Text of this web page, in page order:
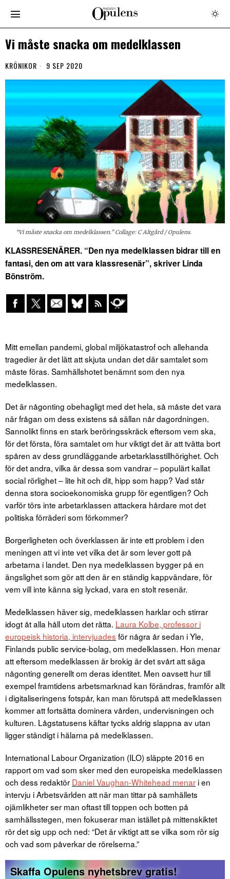
Vi måste snacka om medelklassen
KRÖNIKOR 9 SEP 2020
“Vi måste snacka om medelklassen.” Collage: C Altgård / Opulens.
KLASSRESENÄRER. “Den nya medelklassen bidrar till en
fantasi, den om att vara klassresenär”, skriver Linda
Bönström.
Mitt emellan pandemi, global miljökatastrof och allehanda
tragedier är det lätt att skjuta undan det där samtalet som
måste föras. Samhällshotet benämnt som den nya
medelklassen.
Det är någonting obehagligt med det hela, så måste det vara
när frågan om dess existens så sällan når dagordningen.
Sannolikt finns en stark beröringsskräck eftersom vem ska,
för det första, föra samtalet om hur viktigt det är att tvätta bort
spåren av dess grundläggande arbetarklasstillhörighet. Och
för det andra, vilka är dessa som vandrar – populärt kallat
social rörlighet – lite hit och dit, hipp som happ? Vad står
denna stora socioekonomiska grupp för egentligen? Och
varför törs inte arbetarklassen attackera hårdare mot det
politiska förräderi som förkommer?
Borgerligheten och överklassen är inte ett problem i den
meningen att vi inte vet vilka det är som lever gott på
arbetarna i landet. Den nya medelklassen bygger på en
ängslighet som gör att den är en ständig kappvändare, för
vem vill inte känna sig lyckad, vara en stolt resenär.
Medelklassen häver sig, medelklassen harklar och stirrar
idogt åt alla håll utom det rätta. Laura Kolbe, professor i
europeisk historia, intervjuades för några år sedan i Yle,
Finlands public service-bolag, om medelklassen. Hon menar
att eftersom medelklassen är brokig är det svårt att säga
någonting generellt om deras identitet. Men oavsett hur till
exempel framtidens arbetsmarknad kan förändras, framför allt
i digitaliseringens fotspår, kan man förutspå att medelklassen
kommer att fortsätta dominera vården, undervisningen och
kulturen. Lågstatusens käftar tycks aldrig slappna av utan
ligger ständigt i hälarna på medelklassen.
International Labour Organization (ILO) släppte 2016 en
rapport om vad som sker med den europeiska medelklassen
och dess redaktör Daniel Vaughan-Whitehead menar i en
intervju i Arbetsvärlden att när man tittar på samhällets
ojämlikheter ser man oftast till toppen och botten på
samhällsstegen, men fokuserar man istället på mittenskiktet
rör det sig upp och ned: “Det är viktigt att se vilka som rör sig
och vad som påverkar de rörelserna.”
Skaffa Opulens nyhetsbrev gratis!